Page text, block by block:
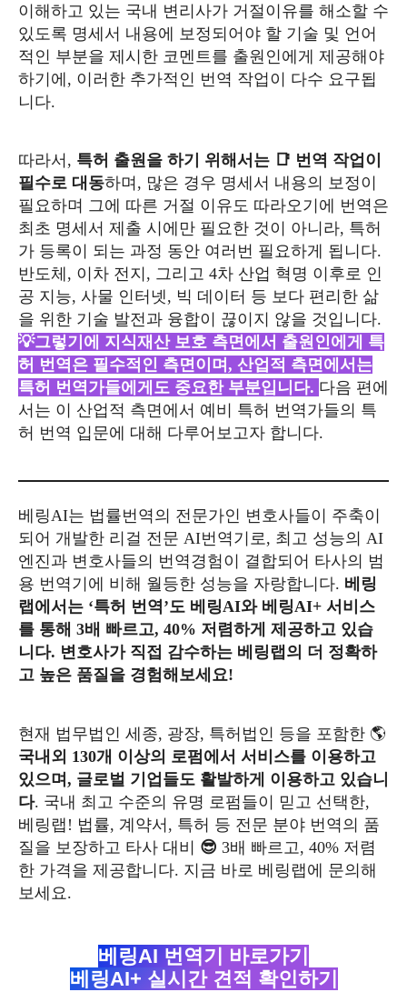
이해하고 있는 국내 변리사가 거절이유를 해소할 수
있도록 명세서 내용에 보정되어야 할 기술 및 언어
적인 부분을 제시한 코멘트를 출원인에게 제공해야
하기에, 이러한 추가적인 번역 작업이 다수 요구됩
니다.
따라서, 특허 출원을 하기 위해서는 📑 번역 작업이
필수로 대동하며, 많은 경우 명세서 내용의 보정이
필요하며 그에 따른 거절 이유도 따라오기에 번역은
최초 명세서 제출 시에만 필요한 것이 아니라, 특허
가 등록이 되는 과정 동안 여러번 필요하게 됩니다.
반도체, 이차 전지, 그리고 4차 산업 혁명 이후로 인
공 지능, 사물 인터넷, 빅 데이터 등 보다 편리한 삶
을 위한 기술 발전과 융합이 끊이지 않을 것입니다.
💡그렇기에 지식재산 보호 측면에서 출원인에게 특
허 번역은 필수적인 측면이며, 산업적 측면에서는
특허 번역가들에게도 중요한 부분입니다. 다음 편에
서는 이 산업적 측면에서 예비 특허 번역가들의 특
허 번역 입문에 대해 다루어보고자 합니다.
베링AI는 법률번역의 전문가인 변호사들이 주축이
되어 개발한 리걸 전문 AI번역기로, 최고 성능의 AI
엔진과 변호사들의 번역경험이 결합되어 타사의 범
용 번역기에 비해 월등한 성능을 자랑합니다. 베링
랩에서는 ‘특허 번역’도 베링AI와 베링AI+ 서비스
를 통해 3배 빠르고, 40% 저렴하게 제공하고 있습
니다. 변호사가 직접 감수하는 베링랩의 더 정확하
고 높은 품질을 경험해보세요!
현재 법무법인 세종, 광장, 특허법인 등을 포함한 🌎
국내외 130개 이상의 로펌에서 서비스를 이용하고
있으며, 글로벌 기업들도 활발하게 이용하고 있습니
다. 국내 최고 수준의 유명 로펌들이 믿고 선택한,
베링랩! 법률, 계약서, 특허 등 전문 분야 번역의 품
질을 보장하고 타사 대비 😎 ​ 3배 빠르고, 40% 저렴
한 가격을 제공합니다. 지금 바로 베링랩에 문의해
보세요.
베링AI 번역기 바로가기
베링AI+ 실시간 견적 확인하기